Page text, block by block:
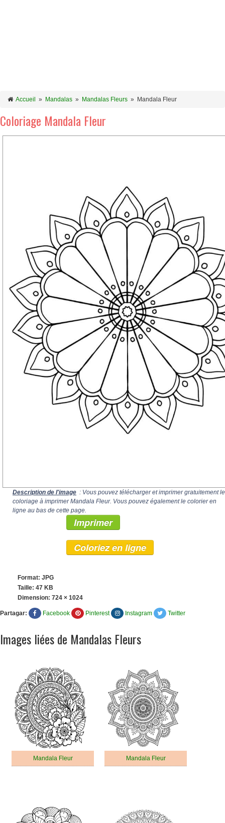
Accueil » Mandalas » Mandalas Fleurs » Mandala Fleur
Coloriage Mandala Fleur
Description de l'image : Vous pouvez télécharger et imprimer gratuitement le
coloriage à imprimer Mandala Fleur. Vous pouvez également le colorier en
ligne au bas de cette page.
Imprimer
Coloriez en ligne
Format: JPG
Taille: 47 KB
Dimension: 724 × 1024
Partagar: Facebook Pinterest Instagram Twitter
Images liées de Mandalas Fleurs
Mandala Fleur Mandala Fleur